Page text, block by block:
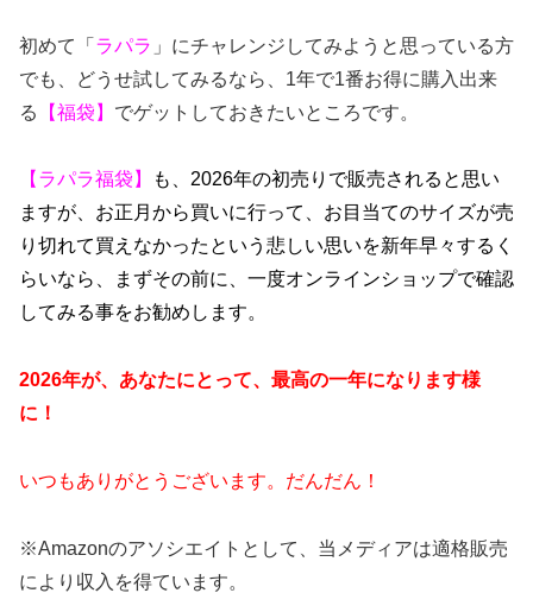
初めて「 ラパラ 」にチャレンジしてみようと思っている方
でも、どうせ試してみるなら、1年で1番お得に購入出来
る
【福袋】 でゲットしておきたいところです。
【ラパラ福袋】
も、2026年の初売りで販売されると思い
ますが、お正月から買いに行って、お目当てのサイズが売
り切れて買えなかったという悲しい思いを新年早々するく
らいなら、まずその前に、一度オンラインショップで確認
してみる事をお勧めします。
2026年が、あなたにとって、最高の一年になります様
に！
いつもありがとうございます。だんだん！
※Amazonのアソシエイトとして、当メディアは適格販売
により収入を得ています。